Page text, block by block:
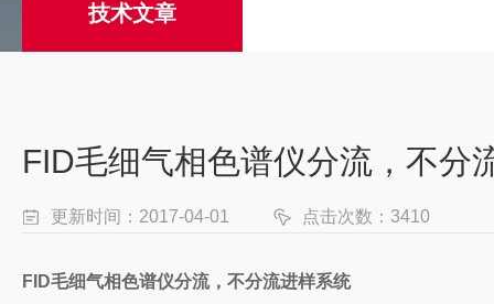
技术文章
FID毛细气相色谱仪分流，不分
更新时间：2017-04-01 点击次数：3410
FID毛细气相色谱仪分流，不分流进样系统